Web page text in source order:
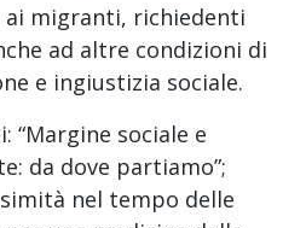
ai migranti, richiedenti
ad altre condizioni di
e ingiustizia sociale.
sociale e
da dove partiamo”;
nel tempo delle